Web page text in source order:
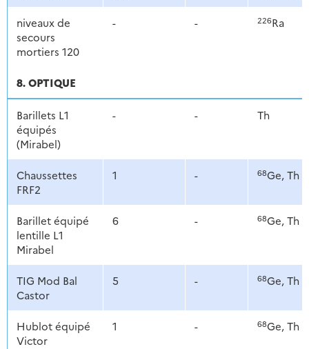
niveaux de
secours
mortiers 120
- - 226Ra
8. OPTIQUE
Barillets L1
équipés
(Mirabel)
- - Th
Chaussettes
FRF2
1 - 68Ge, Th
Barillet équipé
lentille L1
Mirabel
6 - 68Ge, Th
TIG Mod Bal
Castor
5 - 68Ge, Th
Hublot équipé
Victor
1 - 68Ge, Th